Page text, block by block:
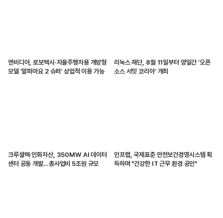
엔비디아, 로보택시·자율주행차용 개방형
모델 ‘알파마요 2 슈퍼’ 상업적 이용 가능
리눅스 재단, 8월 11일부터 양일간 ‘오픈
소스 서밋 코리아’ 개최
크루셜텍·인화자산, 350MW AI 데이터
센터 공동 개발…총사업비 5조원 규모
인프랩, 국제표준 안전보건경영시스템 획
득하며 "건강한 IT 근무 환경 공인"